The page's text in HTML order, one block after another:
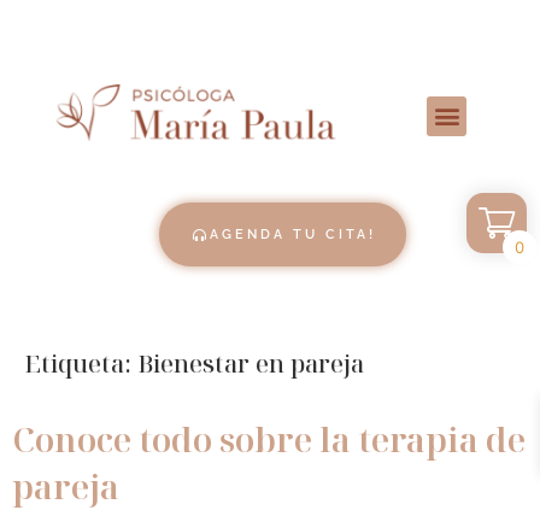
AGENDA TU CITA!
Etiqueta: Bienestar en pareja
Conoce todo sobre la terapia de
pareja
0